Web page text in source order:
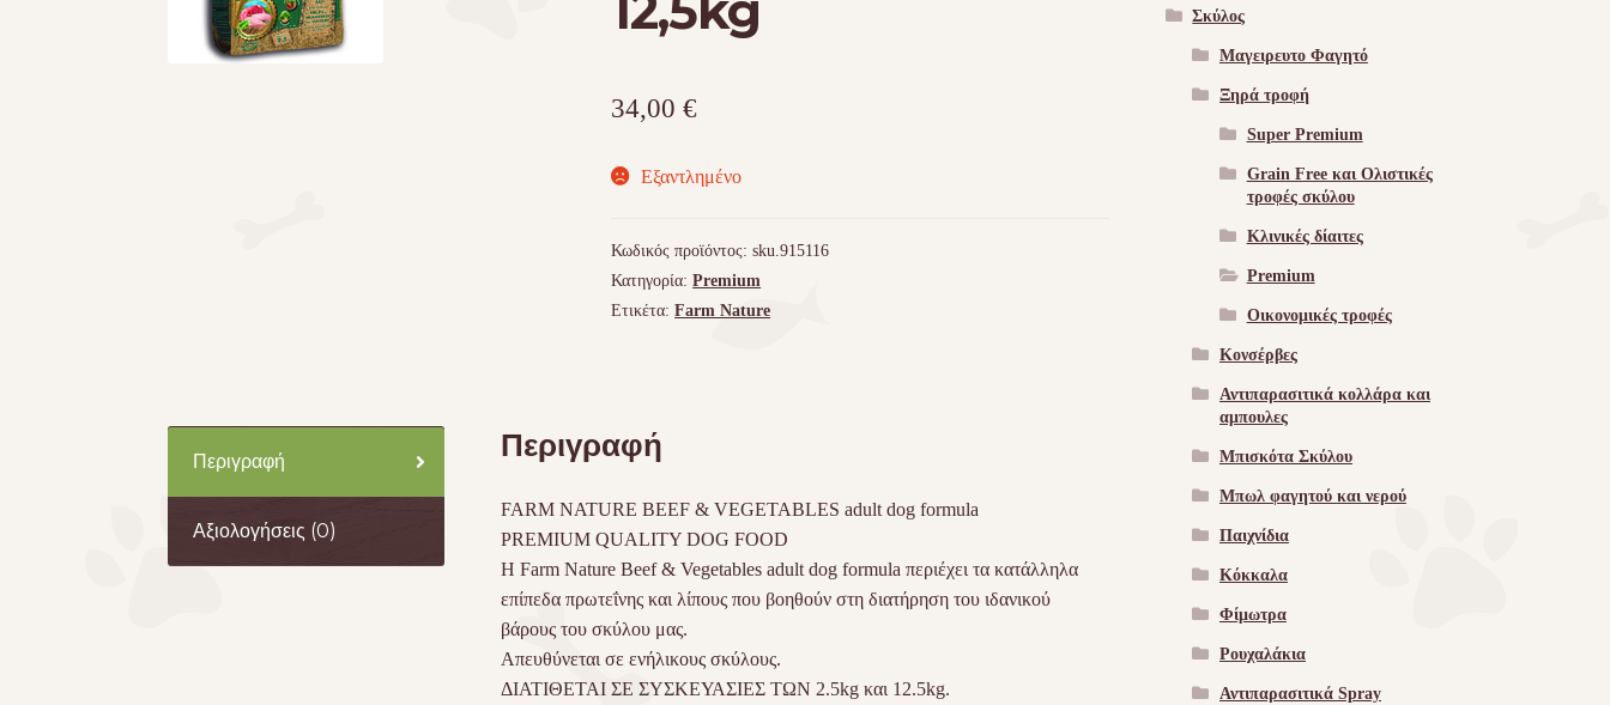
34,00€
Εξαντλημένο
Κωδικός προϊόντος:sku.915116
Κατηγορία:Premium
Ετικέτα:Farm Nature
Περιγραφή
Αξιολογήσεις (0)
Περιγραφή
FARM NATURE BEEF& VEGETABLES adult dog formula
PREMIUM QUALITY DOG FOOD
Η Farm Nature Beef & Vegetables adult dog formula περιέχει τα κατάλληλα
επίπεδα πρωτεΐνης και λίπους που βοηθούν στη διατήρηση του ιδανικού
βάρους του σκύλου μας.
Απευθύνεται σε ενήλικους σκύλους.
ΔΙΑΤΙΘΕΤΑΙ ΣΕ ΣΥΣΚΕΥΑΣΙΕΣ ΤΩΝ 2.5kg και 12.5kg.
Σκύλος
Μαγειρευτο Φαγητό
Ξηρά τροφή
Super Premium
Grain Free και Ολιστικές
τροφές σκύλου
Κλινικές δίαιτες
Premium
Οικονομικές τροφές
Κονσέρβες
Αντιπαρασιτικά κολλάρα και
αμπουλες
Μπισκότα Σκύλου
Μπωλ φαγητού και νερού
Παιχνίδια
Κόκκαλα
Φίμωτρα
Ρουχαλάκια
Αντιπαρασιτικά Spray